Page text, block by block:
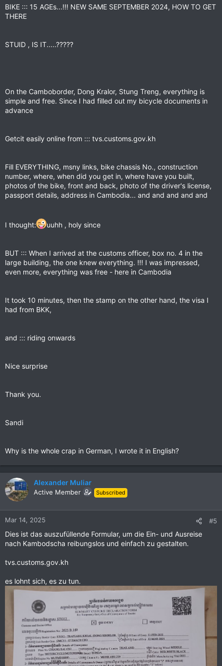
Ich dachte::
Gebäude, wusste der alles. !!!! Ich war beeindruckt, noch
and ::: riding onwards
vielen Dank.
Warum ist der ganze Mist auf Deutsch, ich habe ihn auf
Englisch geschrieben?
HOPE U MAY TRANSLATE SOMEHOW
BIKE ::: 15 AGEs...!!! NEW SAME SEPTEMBER 2024, HOW TO GET
THERE
STUID , IS IT.....?????
On the Camboborder, Dong Kralor, Stung Treng, everything is
simple and free. Since I had filled out my bicycle documents in
advance
Getcit easily online from ::: tvs.customs.gov.kh
Fill EVERYTHING, msny links, bike chassis No., construction
number, where, when did you get in, where have you built,
photos of the bike, front and back, photo of the driver's license,
passport details, address in Cambodia... and and and and and
I thought: uuhh , holy since
BUT ::: When I arrived at the customs officer, box no. 4 in the
large building, the one knew everything. !!! I was impressed,
even more, everything was free - here in Cambodia
It took 10 minutes, then the stamp on the other hand, the visa I
had from BKK,
and ::: riding onwards
Nice surprise
Thank you.
Sandi
Why is the whole crap in German, I wrote it in English?
Alexander Muliar
Active Member Subscribed
Mar 14, 2025 #5
Dies ist das auszufüllende Formular, um die Ein- und Ausreise
nach Kambodscha reibungslos und einfach zu gestalten.
tvs.customs.gov.kh
es lohnt sich, es zu tun.